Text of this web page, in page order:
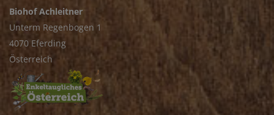
Biohof Achleitner
Unterm Regenbogen 1
4070 Eferding
Österreich